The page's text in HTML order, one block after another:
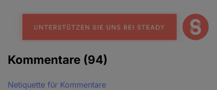
Kommentare (94)
Netiquette für Kommentare